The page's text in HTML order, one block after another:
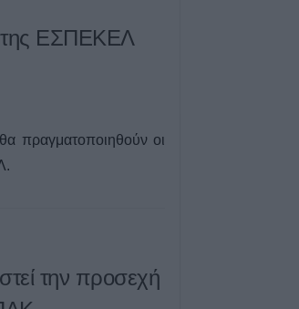
της ΕΣΠΕΚΕΛ
πραγματοποιηθούν οι
την προσεχή